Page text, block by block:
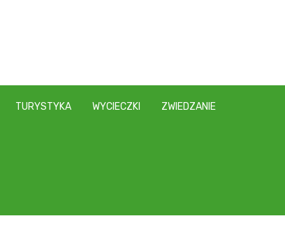
TURYSTYKA WYCIECZKI ZWIEDZANIE